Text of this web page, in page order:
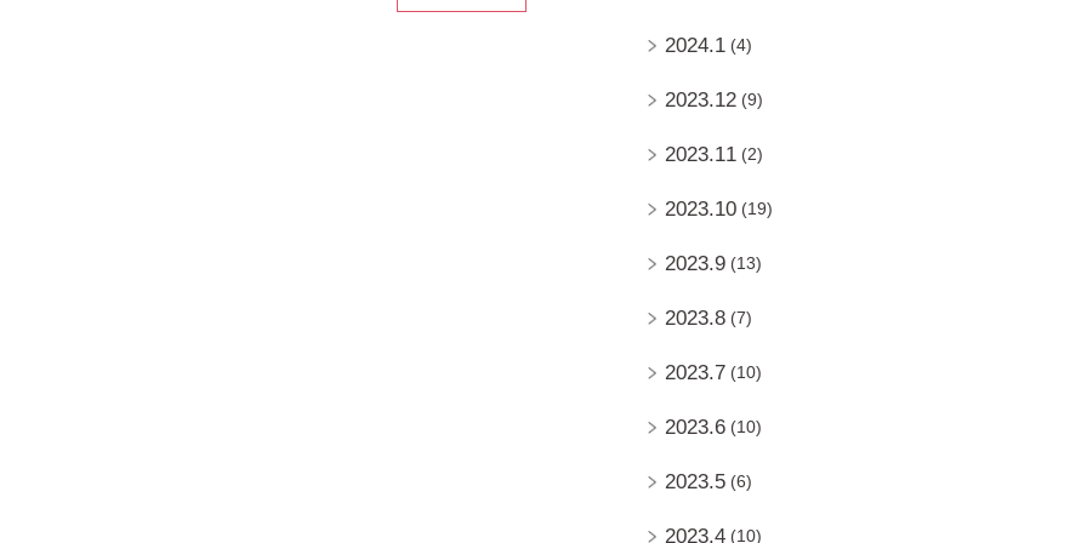
2024.1 (4)
2023.12 (9)
2023.11 (2)
2023.10 (19)
2023.9 (13)
2023.8 (7)
2023.7 (10)
2023.6 (10)
2023.5 (6)
2023.4 (10)